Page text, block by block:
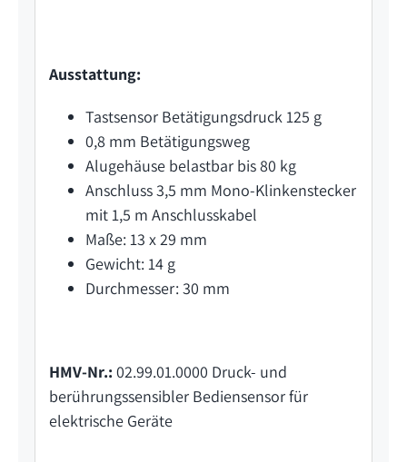
Ausstattung:
Tastsensor Betätigungsdruck 125 g
0,8 mm Betätigungsweg
Alugehäuse belastbar bis 80 kg
Anschluss 3,5 mm Mono-Klinkenstecker
mit 1,5 m Anschlusskabel
Maße: 13 x 29 mm
Gewicht: 14 g
Durchmesser: 30 mm
HMV-Nr.: 02.99.01.0000 Druck- und
berührungssensibler Bediensensor für
elektrische Geräte